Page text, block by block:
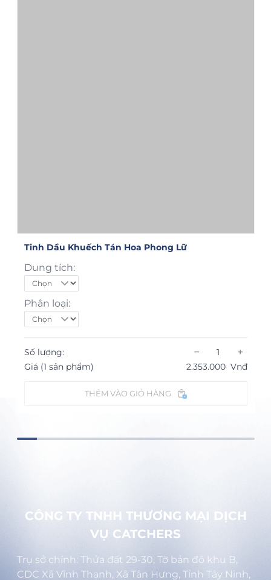
Tinh Dầu Khuếch Tán Hoa Phong Lữ
Dung tích:
Phân loại:
Số lượng: − +
Giá (1 sản phẩm) 2.353.000 Vnđ
THÊM VÀO GIỎ HÀNG
CÔNG TY TNHH THƯƠNG MẠI DỊCH
VỤ CATCHERS
Trụ sở chính: Thửa đất 29-30, Tờ bản đồ khu B,
CDC Xã Vĩnh Thạnh, Xã Tân Hưng, Tỉnh Tây Ninh,